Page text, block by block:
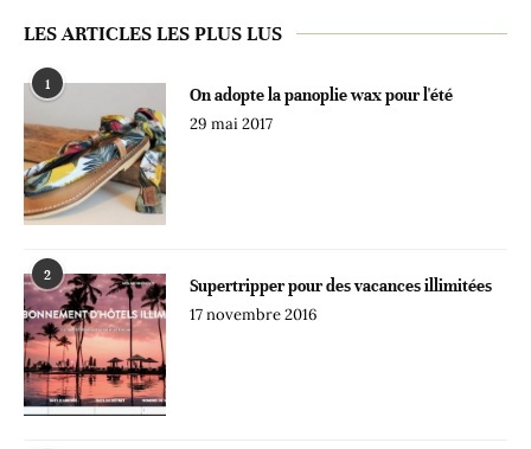
LES ARTICLES LES PLUS LUS
1
On adopte la panoplie wax pour l'été
29 mai 2017
2
Supertripper pour des vacances illimitées
17 novembre 2016